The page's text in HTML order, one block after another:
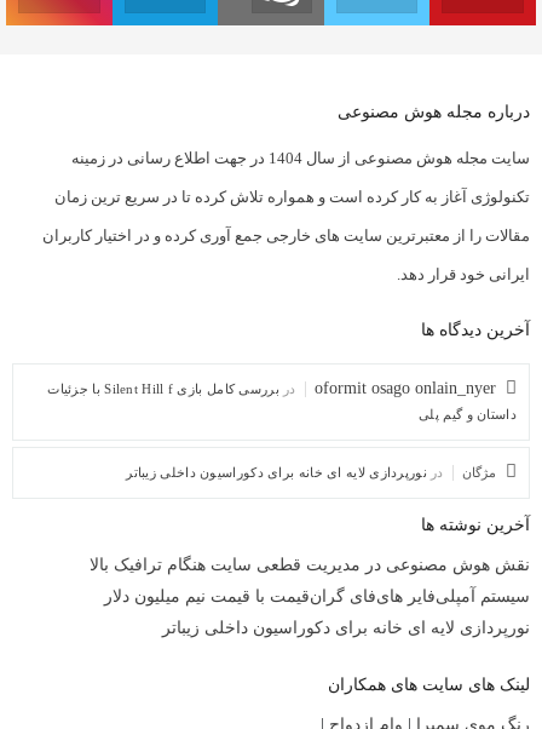
درباره مجله هوش مصنوعی
سایت مجله هوش مصنوعی از سال 1404 در جهت اطلاع رسانی در زمینه
تکنولوژی آغاز به کار کرده است و همواره تلاش کرده تا در سریع ترین زمان
مقالات را از معتبرترین سایت های خارجی جمع آوری کرده و در اختیار کاربران
ایرانی خود قرار دهد.
آخرین دیدگاه ها
oformit osago onlain_nyer در
بررسی کامل بازی Silent Hill f با جزئیات
داستان و گیم پلی
مژگان در نورپردازی لایه ای خانه برای دکوراسیون داخلی زیباتر
آخرین نوشته ها
نقش هوش مصنوعی در مدیریت قطعی سایت هنگام ترافیک بالا
سیستم آمپلی‌فایر های‌فای گران‌قیمت با قیمت نیم میلیون دلار
نورپردازی لایه ای خانه برای دکوراسیون داخلی زیباتر
لینک های سایت های همکاران
رنگ موی سمیرا وام ازدواج